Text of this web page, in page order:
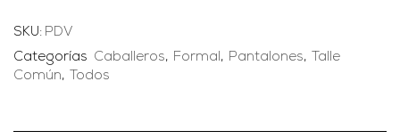
SKU: PDV
Categorías Caballeros, Formal, Pantalones,
Talle
Común, Todos